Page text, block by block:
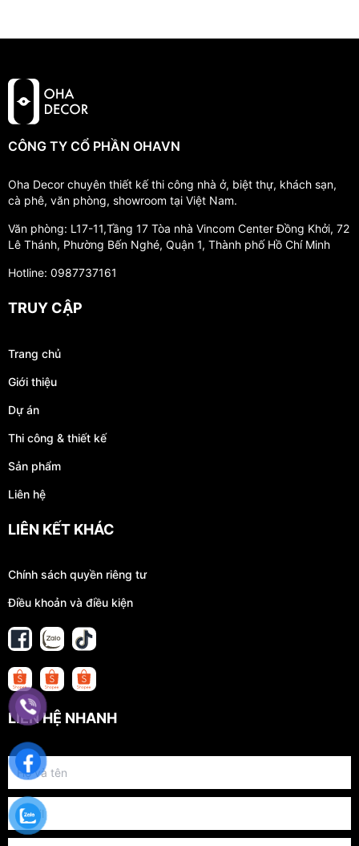
CÔNG TY CỔ PHẦN OHAVN
Oha Decor chuyên thiết kế thi công nhà ở, biệt thự, khách sạn,
cà phê, văn phòng, showroom tại Việt Nam.
Văn phòng: L17-11,Tầng 17 Tòa nhà Vincom Center Đồng Khởi, 72
Lê Thánh, Phường Bến Nghé, Quận 1, Thành phố Hồ Chí Minh
Hotline: 0987737161
TRUY CẬP
Trang chủ
Giới thiệu
Dự án
Thi công & thiết kế
Sản phẩm
Liên hệ
LIÊN KẾT KHÁC
Chính sách quyền riêng tư
Điều khoản và điều kiện
LIÊN HỆ NHANH